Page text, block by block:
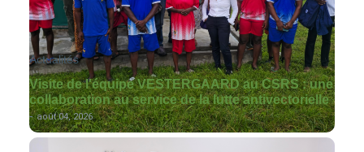
Actualités
Visite de l'équipe VESTERGAARD au CSRS : une
collaboration au service de la lutte antivectorielle
-août 04, 2026